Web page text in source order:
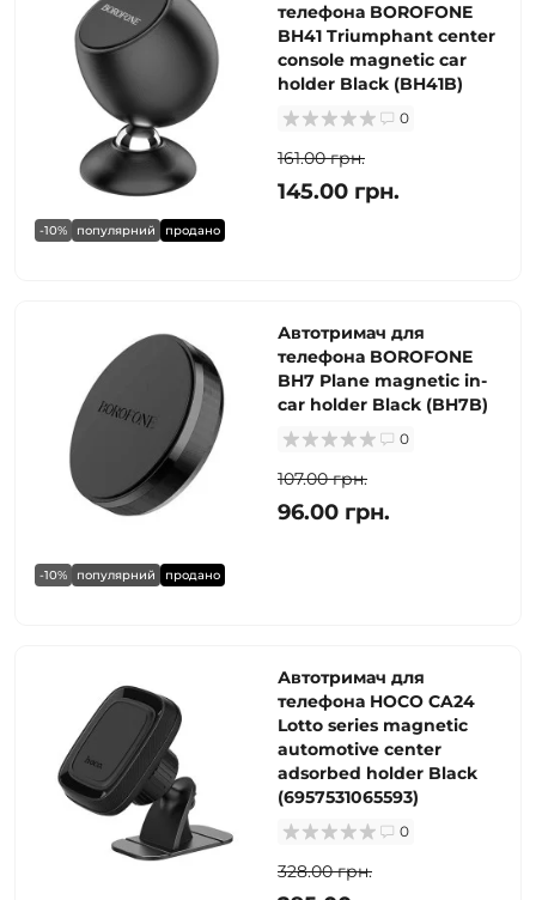
-10% популярний продано
телефона BOROFONE
BH41 Triumphant center
console magnetic car
holder Black (BH41B)
0
161.00 грн.
145.00 грн.
-10% популярний продано
Автотримач для
телефона BOROFONE
BH7 Plane magnetic in-
car holder Black (BH7B)
0
107.00 грн.
96.00 грн.
Автотримач для
телефона HOCO CA24
Lotto series magnetic
automotive center
adsorbed holder Black
(6957531065593)
0
328.00 грн.